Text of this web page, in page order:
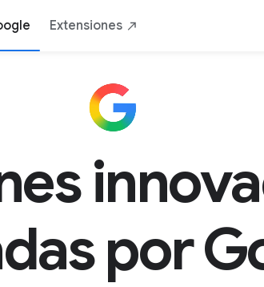
Extensiones
por